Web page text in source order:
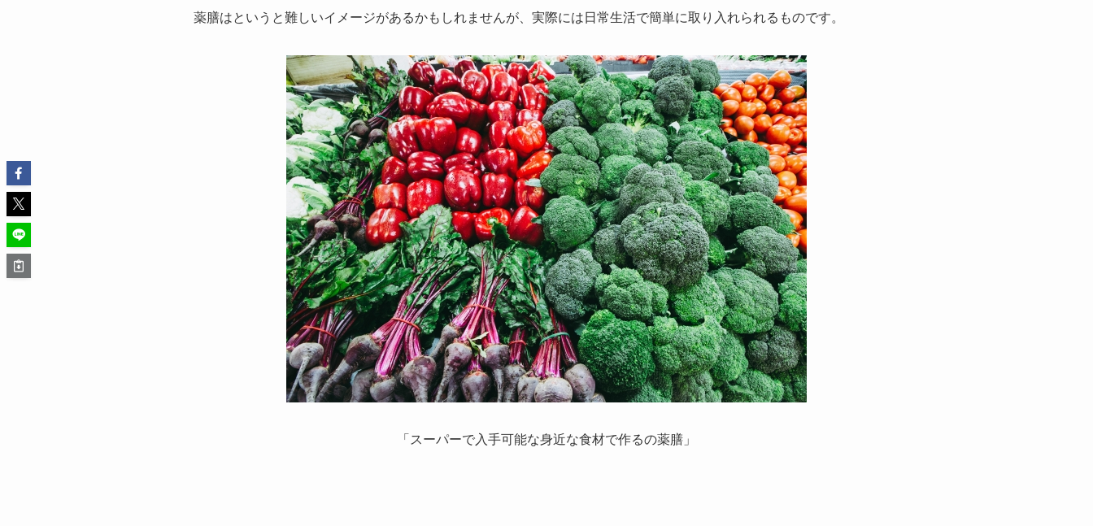
薬膳はというと難しいイメージがあるかもしれませんが、実際には日常生活で簡単に取り入れられるものです。
「スーパーで入手可能な身近な食材で作るの薬膳」